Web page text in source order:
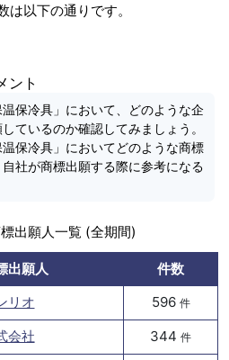
以下の通りです。
ント
温保冷具」において、どのような企
ているのか確認してみましょう。
温保冷具」においてどのような商標
社が商標出願する際に参考になる
出願人一覧 (全期間)
出願人
件数
リオ
596 件
会社 344 件